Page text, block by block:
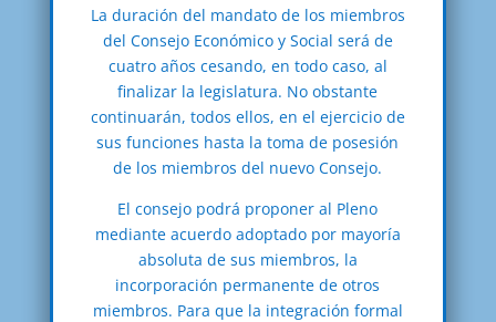
La duración del mandato de los miembros
del Consejo Económico y Social será de
cuatro años cesando, en todo caso, al
finalizar la legislatura. No obstante
continuarán, todos ellos, en el ejercicio de
sus funciones hasta la toma de posesión
de los miembros del nuevo Consejo.
El consejo podrá proponer al Pleno
mediante acuerdo adoptado por mayoría
absoluta de sus miembros, la
incorporación permanente de otros
miembros. Para que la integración formal